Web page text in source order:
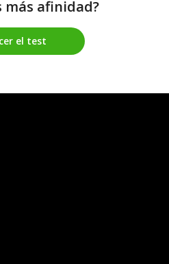
más afinidad?
el test